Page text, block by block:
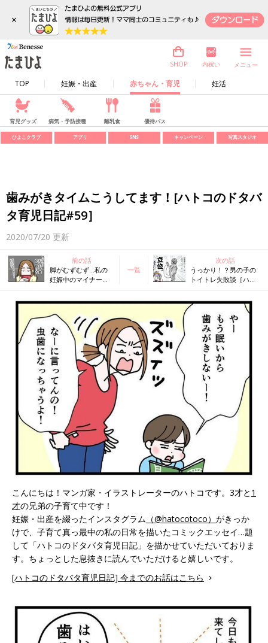
×
TOP 妊娠・出産 赤ちゃん・育児 妊活
SHOP 内祝い メニュー
育児グッズ 病気・予防接種 離乳食 優待パス
ひよこクラブ アプリ SNS キャンペーン 写真スタジオ
歯みがきタイムこうしてます！[ハトコのドタバ
タ育児日記#59］
2020/07/20 更新
前の話
脚がむずむず…私の
妊娠中のマイナート
一覧
次の話
うっかり！？男の子の
トイトレ失敗談［ハト
こんにちは！マンガ家・イラストレーターのハトコです。3才と 1
才の兄弟の子育て中です！
妊娠・出産を綴ったインスタグラム （@hatocotoco） がきっか
けで、子育て真っ最中の私の日常を描いたコミックエッセイ…題
して「ハトコのドタバタ育児日記」を描かせていただいておりま
す。ちょっとした息抜きに読んでいただけると嬉しいです。
[ハトコのドタバタ育児日記] 今までのお話はこちら